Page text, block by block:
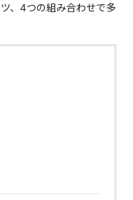
、4つの組み合わせで多